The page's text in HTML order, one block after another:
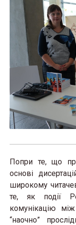
Попри те, що
основі
широкому
те, як події
комунікацію
“наочно”